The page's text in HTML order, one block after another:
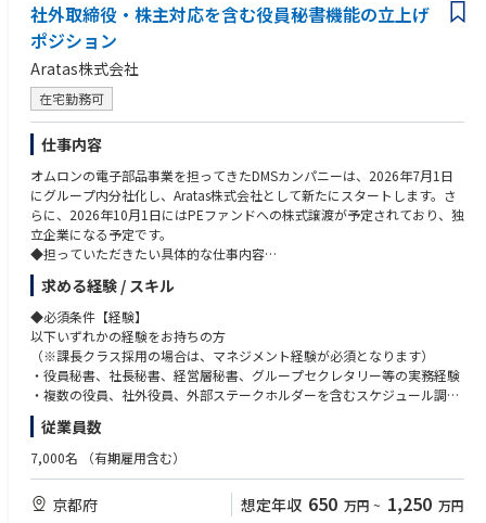
タンス基準を満たし、顧客満足度を保証する。
・お客様から直接依頼されるスペアパーツ販売に対し、発注処理を行う。
・市場からの製品データ収集を確実に行う。
・製品に関するフィードバックデータの収集を管理する。
・サポートコストを抑え、顧客SLAに沿った迅速な問題解決を実現するた
めに、認定技術者を主体的にサポートする。
・業務システム内のデータ正確性を維持する。
・新たなスキルを身につけ、社内ポリシー・プロセス・新製品の最新情報
を常に把握するために、すべての研修コースを迅速に修了する。
■評価指標（KPI）
・顧客満足度（NPS）
・初回訪問での修理完了率（FTFR）
・問題解決までの対応時間
・技術研修の修了状況
・サービス品質および業務効率改善への貢献
・スポーツに打ち込んでいた/いる方
社外取締役・株主対応を含む役員秘書機能の立上げ
ポジション
Aratas株式会社
在宅勤務可
仕事内容
オムロンの電子部品事業を担ってきたDMSカンパニーは、2026年7月1日
にグループ内分社化し、Aratas株式会社として新たにスタートします。さ
らに、2026年10月1日にはPEファンドへの株式譲渡が予定されており、独
立企業になる予定です。
◆担っていただきたい具体的な仕事内容
社内・社外取締役を対象とした役員秘書機能の立上げおよび実行を担って
いただきます。特に、株式譲渡後に新たに就任予定の社外取締役、株主関
係者、社内経営陣とのコミュニケーションが円滑に進むよう、役員サポー
ト体制を設計・運用いただきます。
【1. 役員秘書機能の立上げ】
・Aratasの経営体制・ガバナンス体制に適した役員秘書機能の設計。
・社内取締役、社外取締役、株主関係者との連絡・調整プロセスの構築。
・秘書業務に関する社内ルール、運用フロー、ナレッジの整備
【2. 役員秘書業務の実行】
・社内取締役、社外取締役のスケジュール調整、会議設定、日程管理
・取締役会、経営会議、株主・社外取締役との会議等の調整・案内
・会議資料の準備依頼、回収、体裁確認、共有、事前送付
求める経験 / スキル
◆必須条件【経験】
以下いずれかの経験をお持ちの方
（※課長クラス採用の場合は、マネジメント経験が必須となります）
・役員秘書、社長秘書、経営層秘書、グループセクレタリー等の実務経験
・複数の役員、社外役員、外部ステークホルダーを含むスケジュール調
整・会議運営経験
・取締役会、経営会議、役員会議、株主関連会議等の重要会議体の運営支
援経験
・経営企画、総務、法務、広報、IR、コーポレート部門等での経営層サポ
ート経験
従業員数
7,000名 （有期雇用含む）
京都府 想定年収 650 万円 ~ 1,250 万円